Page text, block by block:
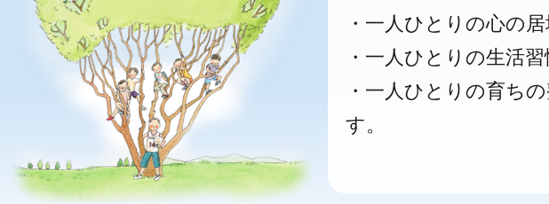
・一人ひとりの心の
・一人ひとりの生活
・一人ひとりの育ち
す。